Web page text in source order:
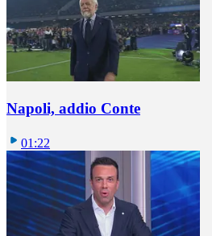
Napoli, addio Conte
01:22